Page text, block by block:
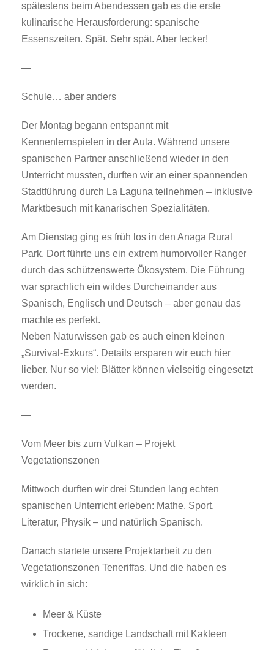
spätestens beim Abendessen gab es die erste
kulinarische Herausforderung: spanische
Essenszeiten. Spät. Sehr spät. Aber lecker!
—
Schule… aber anders
Der Montag begann entspannt mit
Kennenlernspielen in der Aula. Während unsere
spanischen Partner anschließend wieder in den
Unterricht mussten, durften wir an einer spannenden
Stadtführung durch La Laguna teilnehmen – inklusive
Marktbesuch mit kanarischen Spezialitäten.
Am Dienstag ging es früh los in den Anaga Rural
Park. Dort führte uns ein extrem humorvoller Ranger
durch das schützenswerte Ökosystem. Die Führung
war sprachlich ein wildes Durcheinander aus
Spanisch, Englisch und Deutsch – aber genau das
machte es perfekt.
Neben Naturwissen gab es auch einen kleinen
„Survival-Exkurs“. Details ersparen wir euch hier
lieber. Nur so viel: Blätter können vielseitig eingesetzt
werden.
—
Vom Meer bis zum Vulkan – Projekt
Vegetationszonen
Mittwoch durften wir drei Stunden lang echten
spanischen Unterricht erleben: Mathe, Sport,
Literatur, Physik – und natürlich Spanisch.
Danach startete unsere Projektarbeit zu den
Vegetationszonen Teneriffas. Und die haben es
wirklich in sich:
Meer & Küste
Trockene, sandige Landschaft mit Kakteen